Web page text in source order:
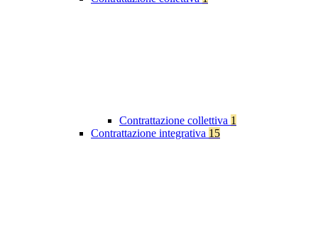
Contrattazione collettiva 1
Contrattazione integrativa 15